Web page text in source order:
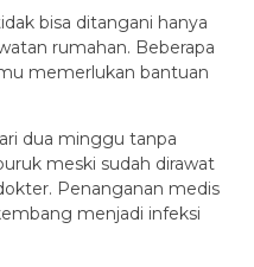
bisa ditangani hanya
rumahan. Beberapa
memerlukan bantuan
dua minggu tanpa
meski sudah dirawat
Penanganan medis
menjadi infeksi